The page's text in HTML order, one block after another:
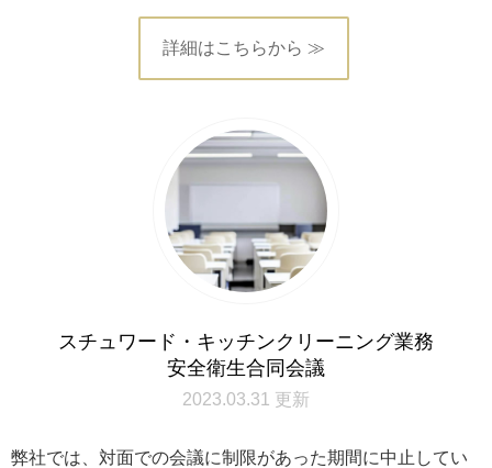
詳細はこちらから ≫
スチュワード・キッチンクリーニング業務
安全衛生合同会議
2023.03.31 更新
弊社では、対面での会議に制限があった期間に中止してい